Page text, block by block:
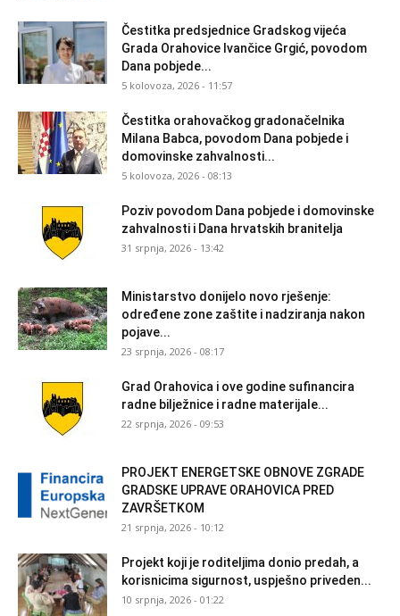
Čestitka predsjednice Gradskog vijeća
Grada Orahovice Ivančice Grgić, povodom
Dana pobjede...
5 kolovoza, 2026 - 11:57
Čestitka orahovačkog gradonačelnika
Milana Babca, povodom Dana pobjede i
domovinske zahvalnosti...
5 kolovoza, 2026 - 08:13
Poziv povodom Dana pobjede i domovinske
zahvalnosti i Dana hrvatskih branitelja
31 srpnja, 2026 - 13:42
Ministarstvo donijelo novo rješenje:
određene zone zaštite i nadziranja nakon
pojave...
23 srpnja, 2026 - 08:17
Grad Orahovica i ove godine sufinancira
radne bilježnice i radne materijale...
22 srpnja, 2026 - 09:53
PROJEKT ENERGETSKE OBNOVE ZGRADE
GRADSKE UPRAVE ORAHOVICA PRED
ZAVRŠETKOM
21 srpnja, 2026 - 10:12
Projekt koji je roditeljima donio predah, a
korisnicima sigurnost, uspješno priveden...
10 srpnja, 2026 - 01:22